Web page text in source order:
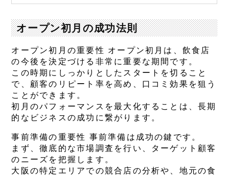
オープン初月の成功法則
オープン初月の重要性 オープン初月は、飲食店
の今後を決定づける非常に重要な期間です。
この時期にしっかりとしたスタートを切ること
で、顧客のリピート率を高め、口コミ効果を狙う
ことができます。
初月のパフォーマンスを最大化することは、長期
的なビジネスの成功に繋がります。
事前準備の重要性 事前準備は成功の鍵です。
まず、徹底的な市場調査を行い、ターゲット顧客
のニーズを把握します。
大阪の特定エリアでの競合店の分析や、地元の食